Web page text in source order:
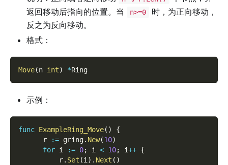
返回移动后指向的位置。当
n>=0
时，为正向移动，
反之为反向移动。
格式：
Move(n int) *Ring
示例：
func ExampleRing_Move( )
{
      r
:= gring. New(10)
for i := 0; i < 10; i++ {
          r
. Set (i ) . Next ( )